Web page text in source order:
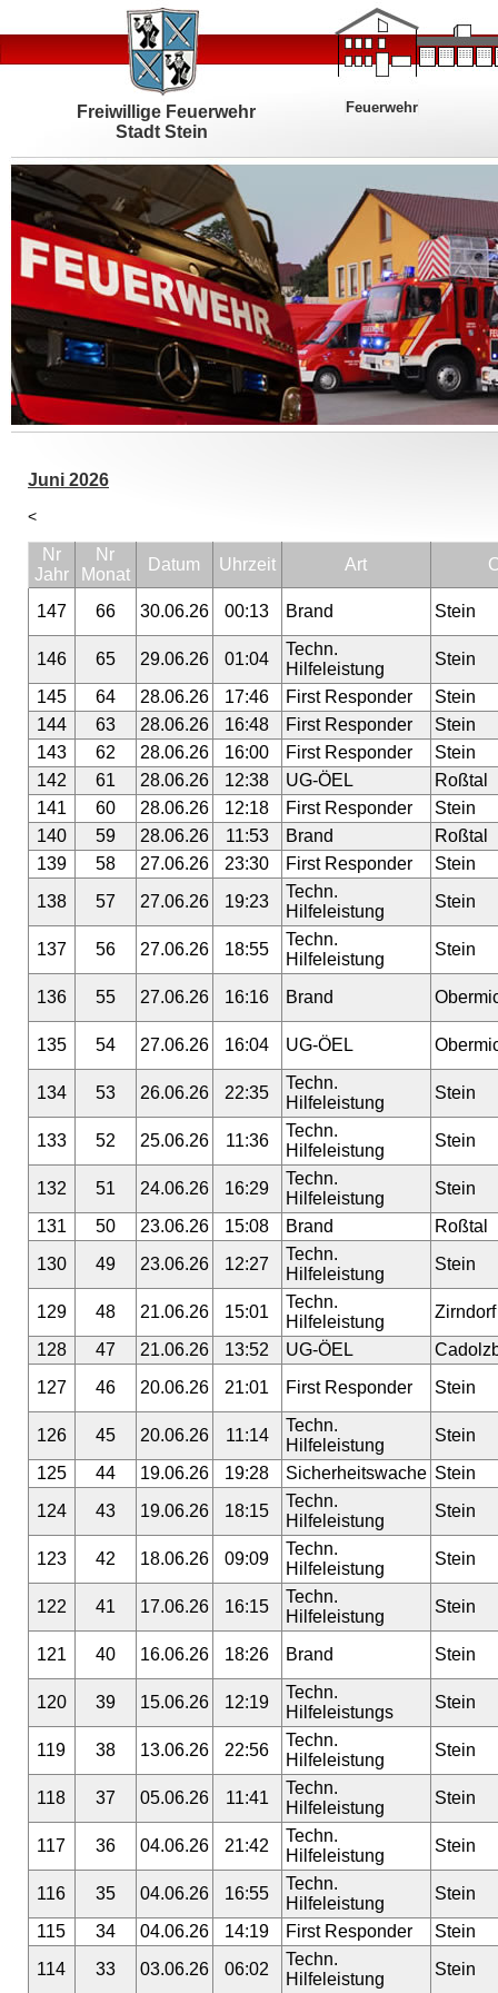
Freiwillige Feuerwehr
Stadt Stein
Feuerwehr
Juni 2026
<
Nr
Jahr
Nr
Monat
Datum Uhrzeit Art
147 66 30.06.26 00:13 Brand Stein
146 65 29.06.26 01:04
Techn.
Hilfeleistung
Stein
145
64 28.06.26 17:46 First Responder
Stein
144
63 28.06.26 16:48 First Responder
Stein
143
62 28.06.26 16:00 First Responder
Stein
142
61 28.06.26 12:38 UG-ÖEL
Roßtal
141
60 28.06.26 12:18 First Responder
Stein
140
59 28.06.26 11:53 Brand
Roßtal
139
58 27.06.26 23:30 First Responder
Stein
138
57 27.06.26 19:23
Techn.
Hilfeleistung
Stein
137 56 27.06.26 18:55
Techn.
Hilfeleistung
Stein
136 55 27.06.26 16:16 Brand
135 54 27.06.26 16:04 UG-ÖEL
134 53 26.06.26 22:35
Techn.
Hilfeleistung
Stein
133 52 25.06.26 11:36
Techn.
Hilfeleistung
Stein
132 51 24.06.26 16:29
Techn.
Hilfeleistung
Stein
131
50 23.06.26 15:08 Brand
Roßtal
130
49 23.06.26 12:27
Techn.
Hilfeleistung
Stein
129 48 21.06.26 15:01
Techn.
Hilfeleistung
Zirndorf
128
47 21.06.26 13:52 UG-ÖEL
127
46 20.06.26 21:01 First Responder Stein
126 45 20.06.26 11:14
Techn.
Hilfeleistung
Stein
125
44 19.06.26 19:28 Sicherheitswache Stein
124
43 19.06.26 18:15
Techn.
Hilfeleistung
Stein
123 42 18.06.26 09:09
Techn.
Hilfeleistung
Stein
122 41 17.06.26 16:15
Techn.
Hilfeleistung
Stein
121 40 16.06.26 18:26 Brand Stein
120 39 15.06.26 12:19
Techn.
Hilfeleistungs
Stein
119 38 13.06.26 22:56
Techn.
Hilfeleistung
Stein
118 37 05.06.26 11:41
Techn.
Hilfeleistung
Stein
117 36 04.06.26 21:42
Techn.
Hilfeleistung
Stein
116 35 04.06.26 16:55
Techn.
Hilfeleistung
Stein
115
34 04.06.26 14:19 First Responder
Stein
114
33 03.06.26 06:02
Techn.
Hilfeleistung
Stein